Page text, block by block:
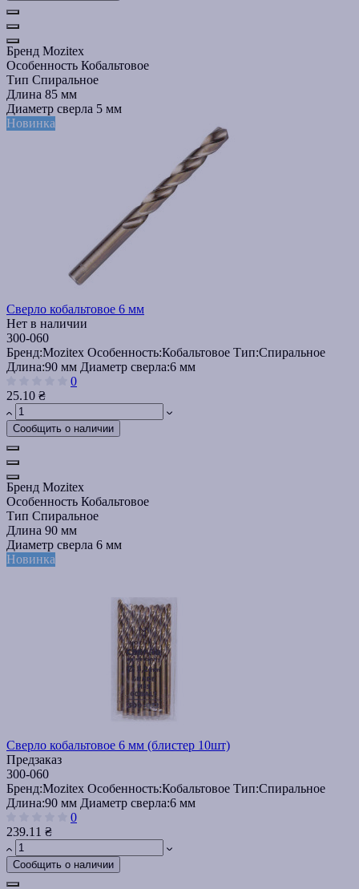
Бренд Mozitex
Особенность Кобальтовое
Тип Спиральное
Длина 85 мм
Диаметр сверла 5 мм
Новинка
Сверло кобальтовое 6 мм
Нет в наличии
300-060
Бренд:Mozitex Особенность:Кобальтовое Тип:Спиральное
Длина:90 мм Диаметр сверла:6 мм
0
25.10 ₴
Сообщить о наличии
Бренд Mozitex
Особенность Кобальтовое
Тип Спиральное
Длина 90 мм
Диаметр сверла 6 мм
Новинка
Сверло кобальтовое 6 мм (блистер 10шт)
Предзаказ
300-060
Бренд:Mozitex Особенность:Кобальтовое Тип:Спиральное
Длина:90 мм Диаметр сверла:6 мм
0
239.11 ₴
Сообщить о наличии